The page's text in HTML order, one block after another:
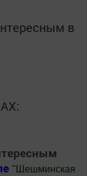
в
" Шешминская